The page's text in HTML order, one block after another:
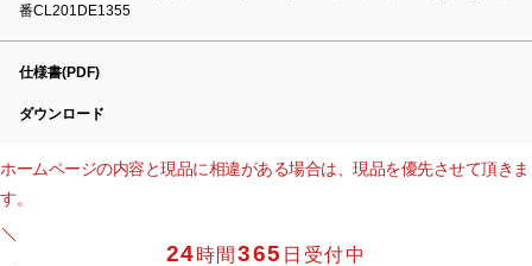
番CL201DE1355
仕様書(PDF)
ダウンロード
ホームページの内容と現品に相違がある場合は、現品を優先させて頂きま
す。
24時間365 日受付中